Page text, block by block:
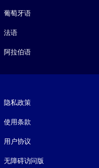
葡萄牙语
法语
阿拉伯语
隐私政策
使用条款
用户协议
无障碍访问版